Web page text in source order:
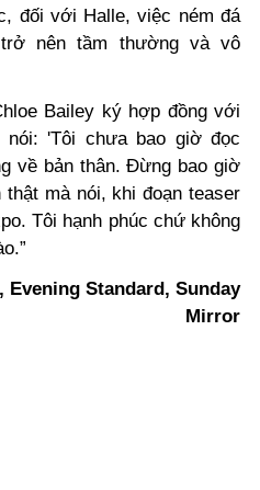
đối với Halle, việc ném đá
nên tầm thường và vô
Bailey ký hợp đồng với
nói: 'Tôi chưa bao giờ đọc
về bản thân. Đừng bao giờ
mà nói, khi đoạn teaser
Tôi hạnh phúc chứ không
Evening Standard, Sunday
Mirror